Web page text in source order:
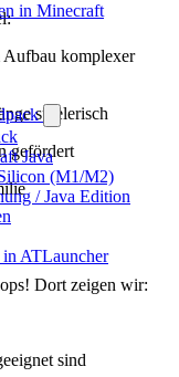
in Minecraft
Java
(M1/M2)
/ Java Edition
ATLauncher
Aufbau komplexer
spielerisch
gefördert
Dort zeigen wir:
sind